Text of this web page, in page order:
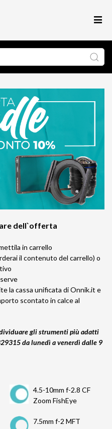
dell`offerta
in carrello
il contenuto del carrello) o
la cassa unificata di Onnik.it e
scontato in calce al
gli strumenti più adatti
da lunedì a venerdì dalle 9
4.5-10mm f-2.8 CF
Zoom FishEye
7.5mm f-2 MFT